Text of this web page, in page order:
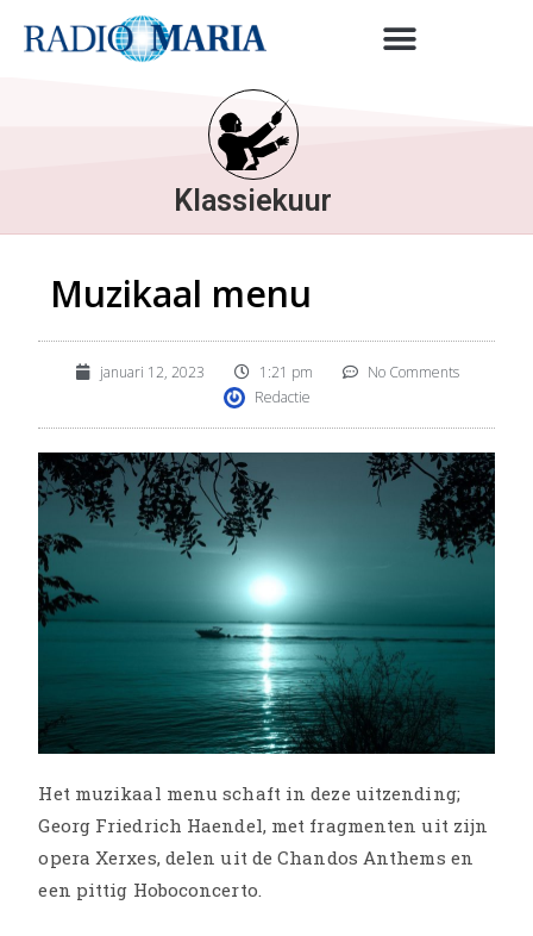
Klassiekuur
Muzikaal menu
januari 12, 2023 1:21 pm
No Comments
Redactie
Het muzikaal menu schaft in deze uitzending;
Georg Friedrich Haendel, met fragmenten uit zijn
opera Xerxes, delen uit de Chandos Anthems en
een pittig Hoboconcerto.